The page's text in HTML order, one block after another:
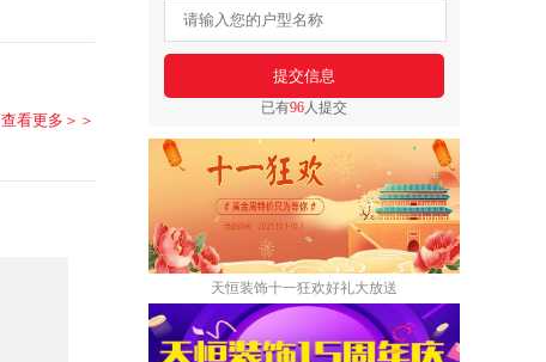
查看更多＞＞
已有96人提交
天恒装饰十一狂欢好礼大放送